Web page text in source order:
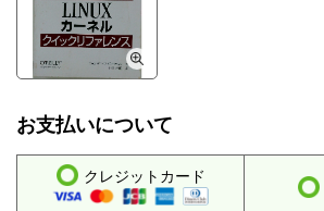
お支払いについて
クレジットカード